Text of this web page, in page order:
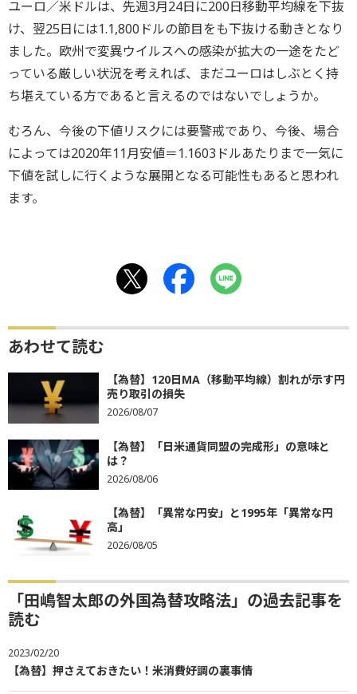
ユーロ／米ドルは、先週3月24日に200日移動平均線を下抜
け、翌25日には1.1,800ドルの節目をも下抜ける動きとなり
ました。欧州で変異ウイルスへの感染が拡大の一途をたど
っている厳しい状況を考えれば、まだユーロはしぶとく持
ち堪えている方であると言えるのではないでしょうか。
むろん、今後の下値リスクには要警戒であり、今後、場合
によっては2020年11月安値＝1.1603ドルあたりまで一気に
下値を試しに行くような展開となる可能性もあると思われ
ます。
あわせて読む
【為替】120日MA（移動平均線）割れが示す円
売り取引の損失
2026/08/07
【為替】「日米通貨同盟の完成形」の意味と
は？
2026/08/06
【為替】「異常な円安」と1995年「異常な円
高」
2026/08/05
「田嶋智太郎の外国為替攻略法」の過去記事を
読む
2023/02/20
【為替】押さえておきたい！米消費好調の裏事情